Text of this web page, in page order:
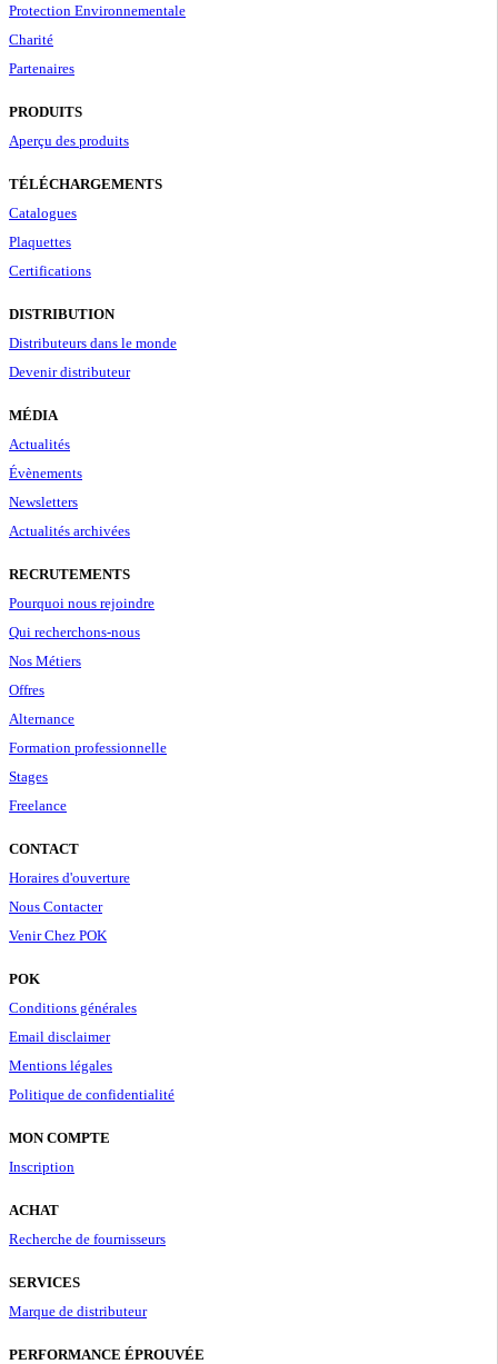
Protection Environnementale
Charité
Partenaires
PRODUITS
Aperçu des produits
TÉLÉCHARGEMENTS
Catalogues
Plaquettes
Certifications
DISTRIBUTION
Distributeurs dans le monde
Devenir distributeur
MÉDIA
Actualités
Évènements
Newsletters
Actualités archivées
RECRUTEMENTS
Pourquoi nous rejoindre
Qui recherchons-nous
Nos Métiers
Offres
Alternance
Formation professionnelle
Stages
Freelance
CONTACT
Horaires d'ouverture
Nous Contacter
Venir Chez POK
POK
Conditions générales
Email disclaimer
Mentions légales
Politique de confidentialité
MON COMPTE
Inscription
ACHAT
Recherche de fournisseurs
SERVICES
Marque de distributeur
PERFORMANCE ÉPROUVÉE